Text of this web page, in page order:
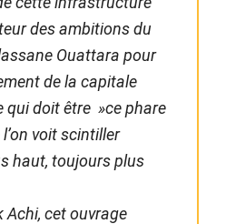
des ambitions du
Ouattara pour
de la capitale
qui doit être »ce phare
voit scintiller
haut, toujours plus
Achi, cet ouvrage